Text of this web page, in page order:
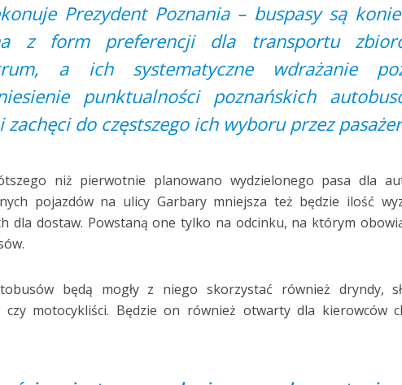
Prezydent Poznania – buspasy są
z form preferencji dla transportu
a ich systematyczne wdrażanie
punktualności poznańskich
zachęci do częstszego ich wyboru przez
niż pierwotnie planowano wydzielonego pasa dla
pojazdów na ulicy Garbary mniejsza też będzie ilość
dla dostaw. Powstaną one tylko na odcinku, na którym
będą mogły z niego skorzystać również dryndy,
czy motocykliści. Będzie on również otwarty dla kierowców